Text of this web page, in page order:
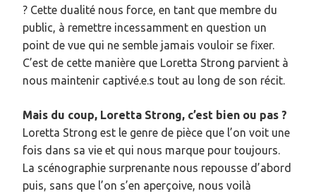
? Cette dualité nous force, en tant que membre du
public, à remettre incessamment en question un
point de vue qui ne semble jamais vouloir se fixer.
C’est de cette manière que Loretta Strong parvient à
nous maintenir captivé.e.s tout au long de son récit.
Mais du coup, Loretta Strong, c’est bien ou pas ?
Loretta Strong est le genre de pièce que l’on voit une
fois dans sa vie et qui nous marque pour toujours.
La scénographie surprenante nous repousse d’abord
puis, sans que l’on s’en aperçoive, nous voilà